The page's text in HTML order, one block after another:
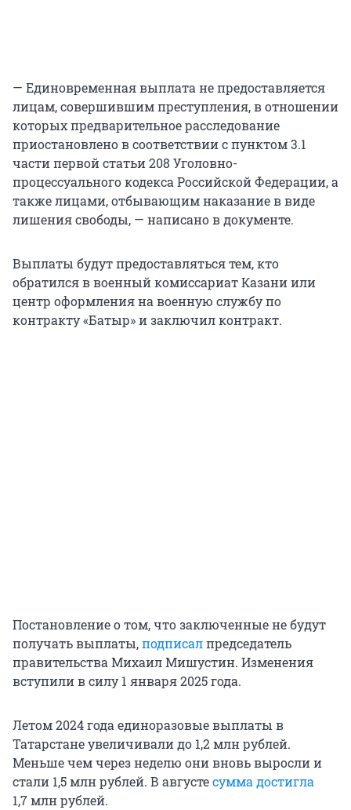
— Единовременная выплата не предоставляется
лицам, совершившим преступления, в отношении
которых предварительное расследование
приостановлено в соответствии с пунктом 3.1
части первой статьи 208 Уголовно-
процессуального кодекса Российской Федерации, а
также лицами, отбывающим наказание в виде
лишения свободы, — написано в документе.
Выплаты будут предоставляться тем, кто
обратился в военный комиссариат Казани или
центр оформления на военную службу по
контракту «Батыр» и заключил контракт.
Постановление о том, что заключенные не будут
получать выплаты,подписалпредседатель
правительства Михаил Мишустин. Изменения
вступили в силу 1 января 2025 года.
Летом 2024 года единоразовые выплаты в
Татарстане увеличивали до 1,2 млн рублей.
Меньше чем через неделю они вновь выросли и
стали 1,5 млн рублей. В августесумма достигла
1,7 млн рублей.